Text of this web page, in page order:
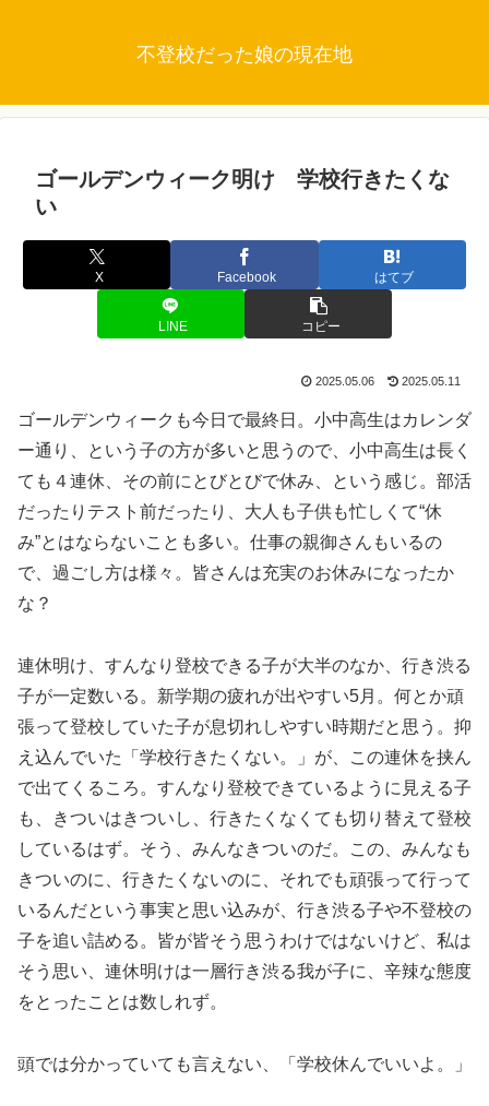
不登校だった娘の現在地
ゴールデンウィーク明け 学校行きたくな
い
X Facebook はてブ
LINE コピー
2025.05.06 2025.05.11
ゴールデンウィークも今日で最終日。小中高生はカレンダ
ー通り、という子の方が多いと思うので、小中高生は長く
ても４連休、その前にとびとびで休み、という感じ。部活
だったりテスト前だったり、大人も子供も忙しくて“休
み”とはならないことも多い。仕事の親御さんもいるの
で、過ごし方は様々。皆さんは充実のお休みになったか
な？
連休明け、すんなり登校できる子が大半のなか、行き渋る
子が一定数いる。新学期の疲れが出やすい5月。何とか頑
張って登校していた子が息切れしやすい時期だと思う。抑
え込んでいた「学校行きたくない。」が、この連休を挟ん
で出てくるころ。すんなり登校できているように見える子
も、きついはきついし、行きたくなくても切り替えて登校
しているはず。そう、みんなきついのだ。この、みんなも
きついのに、行きたくないのに、それでも頑張って行って
いるんだという事実と思い込みが、行き渋る子や不登校の
子を追い詰める。皆が皆そう思うわけではないけど、私は
そう思い、連休明けは一層行き渋る我が子に、辛辣な態度
をとったことは数しれず。
頭では分かっていても言えない、「学校休んでいいよ。」